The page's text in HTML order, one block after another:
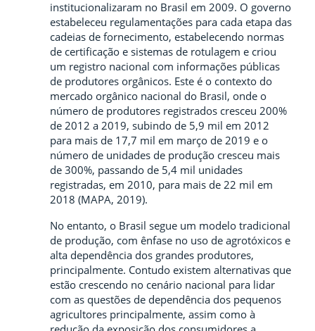
institucionalizaram no Brasil em 2009. O governo
estabeleceu regulamentações para cada etapa das
cadeias de fornecimento, estabelecendo normas
de certificação e sistemas de rotulagem e criou
um registro nacional com informações públicas
de produtores orgânicos. Este é o contexto do
mercado orgânico nacional do Brasil, onde o
número de produtores registrados cresceu 200%
de 2012 a 2019, subindo de 5,9 mil em 2012
para mais de 17,7 mil em março de 2019 e o
número de unidades de produção cresceu mais
de 300%, passando de 5,4 mil unidades
registradas, em 2010, para mais de 22 mil em
2018 (MAPA, 2019).
No entanto, o Brasil segue um modelo tradicional
de produção, com ênfase no uso de agrotóxicos e
alta dependência dos grandes produtores,
principalmente. Contudo existem alternativas que
estão crescendo no cenário nacional para lidar
com as questões de dependência dos pequenos
agricultores principalmente, assim como à